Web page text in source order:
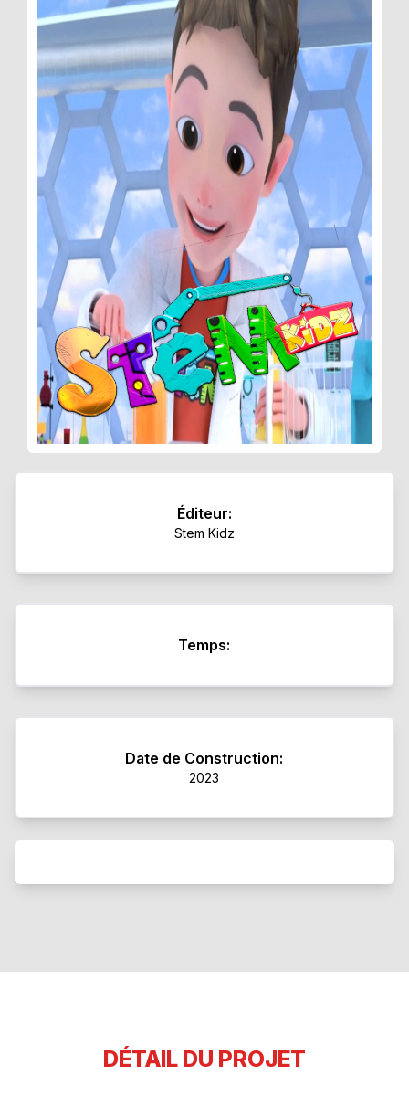
Éditeur:
Stem Kidz
Temps:
Date de Construction:
2023
DÉTAIL DU PROJET